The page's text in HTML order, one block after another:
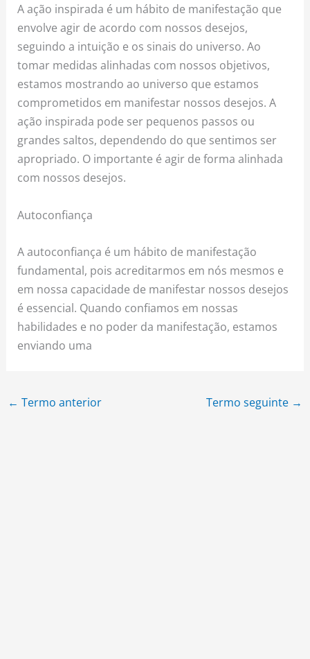
A ação inspirada é um hábito de manifestação que
envolve agir de acordo com nossos desejos,
seguindo a intuição e os sinais do universo. Ao
tomar medidas alinhadas com nossos objetivos,
estamos mostrando ao universo que estamos
comprometidos em manifestar nossos desejos. A
ação inspirada pode ser pequenos passos ou
grandes saltos, dependendo do que sentimos ser
apropriado. O importante é agir de forma alinhada
com nossos desejos.
Autoconfiança
A autoconfiança é um hábito de manifestação
fundamental, pois acreditarmos em nós mesmos e
em nossa capacidade de manifestar nossos desejos
é essencial. Quando confiamos em nossas
habilidades e no poder da manifestação, estamos
enviando uma
← Termo anterior Termo seguinte →